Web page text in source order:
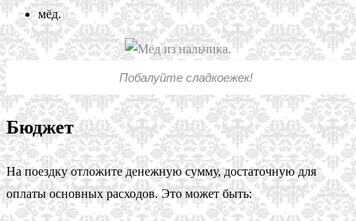
мёд.
Побалуйте сладкоежек!
Бюджет
На поездку отложите денежную сумму, достаточную для
оплаты основных расходов. Это может быть: